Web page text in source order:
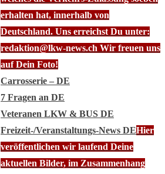
erhalten hat, innerhalb von
Deutschland. Uns erreichst Du unter:
redaktion@lkw-news.ch Wir freuen uns
auf Dein Foto!
Carrosserie – DE
7 Fragen an DE
Veteranen LKW & BUS DE
Freizeit-/Veranstaltungs-News DEHier
veröffentlichen wir laufend Deine
aktuellen Bilder, im Zusammenhang